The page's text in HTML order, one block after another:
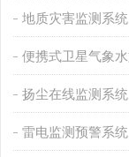
地质灾害监测系统
扬尘在线监测系统
雷电监测预警系统